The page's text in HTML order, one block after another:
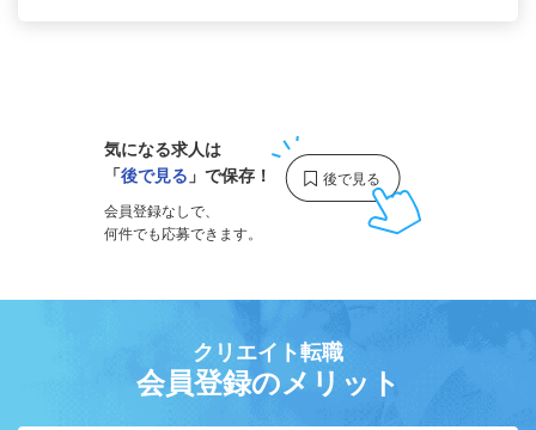
気になる求人は
「後で見る 」で保存！
会員登録なしで、
何件でも応募できます。
クリエイト転職
会員登録のメリット